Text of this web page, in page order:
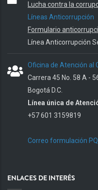
Lucha contra la
Líneas Anticorrupción
Formulario
Línea Anticorrupción
Oficina de Atención al
Carrera 45 No. 58 A -
Bogotá D.C.
Línea única de
+57 601 3159819
Correo formulación
ENLACES DE INTERÉS